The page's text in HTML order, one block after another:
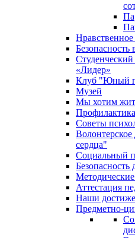
Безопасность
«Лидер»
Клуб "Юный
Музей
Мы хотим
Советы
сердца"
Социальный
Безопасность
Аттестация
Наши
Предметно-